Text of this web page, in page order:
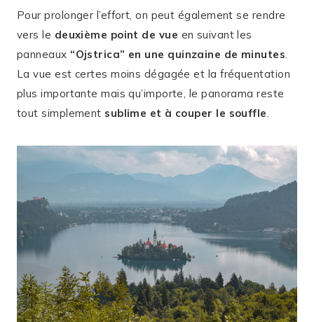
Pour prolonger l’effort, on peut également se rendre
vers le deuxième point de vue en suivant les
panneaux “Ojstrica” en une quinzaine de minutes.
La vue est certes moins dégagée et la fréquentation
plus importante mais qu’importe, le panorama reste
tout simplement sublime et à couper le souffle.